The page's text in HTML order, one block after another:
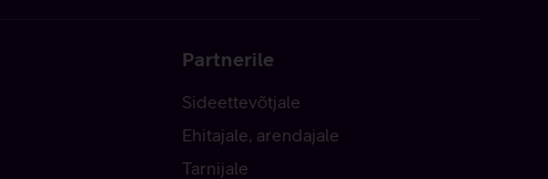
Partnerile
Sideettevõtjale
Ehitajale, arendajale
Tarnijale